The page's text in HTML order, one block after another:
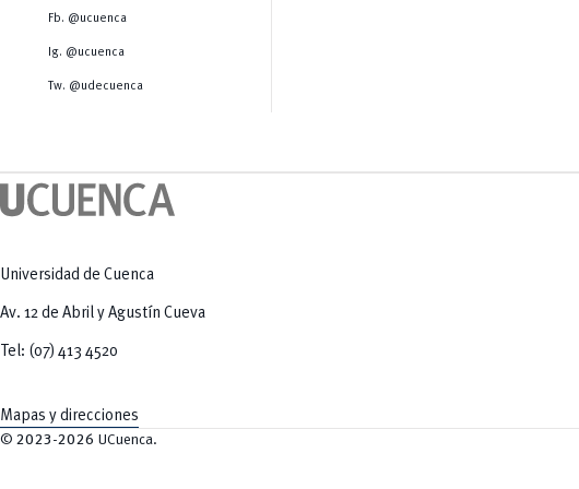
Tecnologías
Radio Universitaria
Sostenibilidad
Fb. @ucuenca
Ig. @ucuenca
Tw. @udecuenca
Universidad de Cuenca
Av. 12 de Abril y Agustín Cueva
Tel: (07) 413 4520
Mapas y direcciones
© 2023-2026 UCuenca.